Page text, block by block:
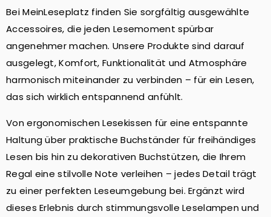
Bei MeinLeseplatz finden Sie sorgfältig ausgewählte
Accessoires, die jeden Lesemoment spürbar
angenehmer machen. Unsere Produkte sind darauf
ausgelegt, Komfort, Funktionalität und Atmosphäre
harmonisch miteinander zu verbinden – für ein Lesen,
das sich wirklich entspannend anfühlt.
Von ergonomischen Lesekissen für eine entspannte
Haltung über praktische Buchständer für freihändiges
Lesen bis hin zu dekorativen Buchstützen, die Ihrem
Regal eine stilvolle Note verleihen – jedes Detail trägt
zu einer perfekten Leseumgebung bei. Ergänzt wird
dieses Erlebnis durch stimmungsvolle Leselampen und